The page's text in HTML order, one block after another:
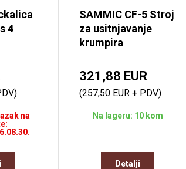
4
na
SAMMIC CF-5 Stroj
za usitnjavanje
krumpira
321,88 EUR
(257,50 EUR + PDV)
Na lageru: 10 kom
Detalji